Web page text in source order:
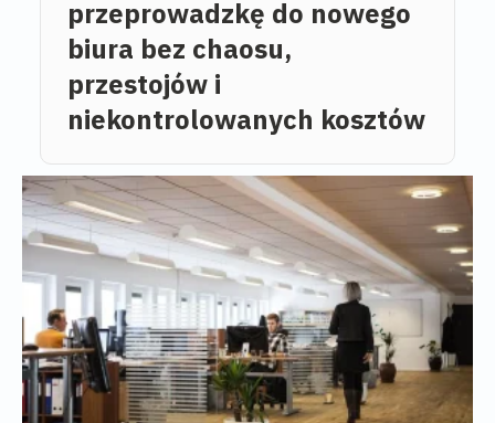
przeprowadzkę do nowego
biura bez chaosu,
przestojów i
niekontrolowanych kosztów